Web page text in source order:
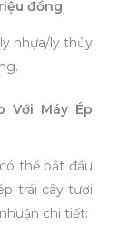
đồng.
nhựa/ly thủy
Với Máy Ép
thể bắt đầu
trái cây tươi
chi tiết: